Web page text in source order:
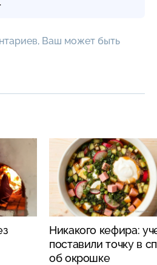
Ваш может быть
Никакого кефира:
поставили точку в
об окрошке